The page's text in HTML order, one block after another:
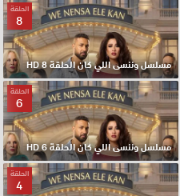
الحلقة
8
مسلسل وننسى اللي كان الحلقة 8 HD
الحلقة
6
مسلسل وننسى اللي كان الحلقة 6 HD
الحلقة
4